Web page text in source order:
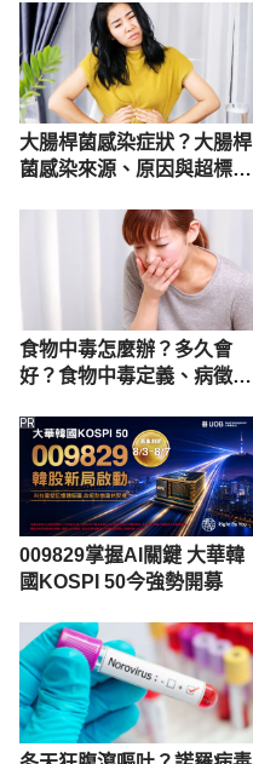
大腸桿菌感染症狀？大腸桿
菌感染來源、原因與超標意
食物中毒怎麼辦？多久會
好？食物中毒定義、病徵及
009829掌握AI關鍵 大華韓
國KOSPI 50今強勢開募
PR